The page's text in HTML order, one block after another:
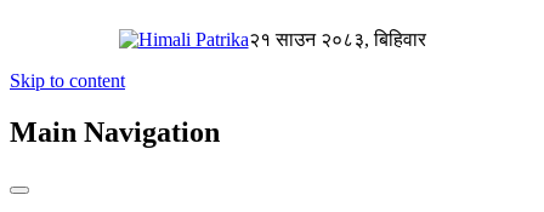
२१ साउन २०८३, बिहिवार
Skip to content
Main Navigation